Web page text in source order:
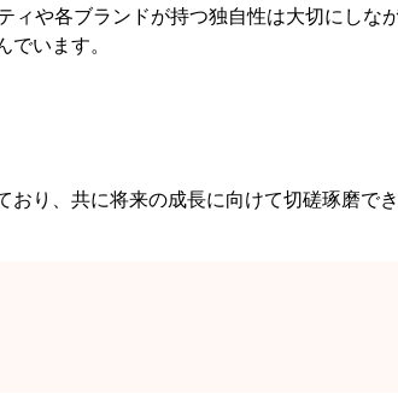
や各ブランドが持つ独自性は大切にしな
います。
り、共に将来の成長に向けて切磋琢磨で